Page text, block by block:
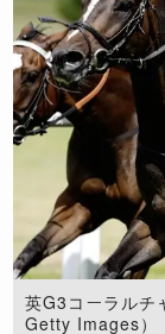
英G3コーラルチ
Getty Images）